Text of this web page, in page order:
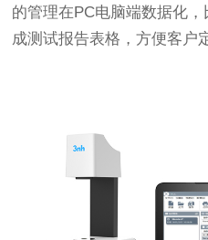
的管理在PC电脑端数据化
成测试报告表格，方便客户